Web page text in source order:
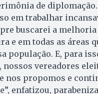
de
em trabalhar
buscarei a
e em todas as áreas
população. E, para
nossos vereadores
nos propomos e
enfatizou,